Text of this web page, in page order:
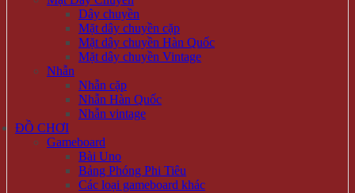
Dây chuyền
Mặt dây chuyền cặp
Mặt dây chuyền Hàn Quốc
Mặt dây chuyền Vintage
Nhẫn
Nhẫn cặp
Nhẫn Hàn Quốc
Nhẫn vintage
ĐỒ CHƠI
Gameboard
Bài Uno
Bảng Phóng Phi Tiêu
Các loại gameboard khác